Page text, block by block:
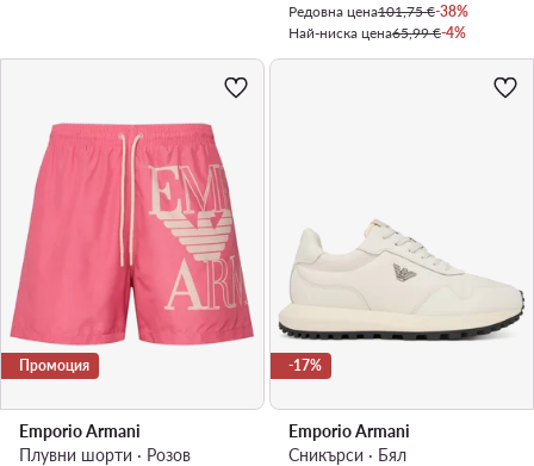
Редовна цена101,75 €-38%
Най-ниска цена65,99 €-4%
Промоция
Emporio Armani
Плувни шорти · Розов
-17%
Emporio Armani
Сникърси · Бял